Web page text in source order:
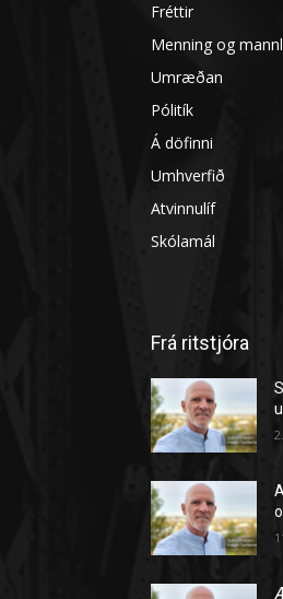
Fréttir
Menning og
Umræðan
Pólitík
Á döfinni
Umhverfið
Atvinnulíf
Skólamál
Frá ritstjóra